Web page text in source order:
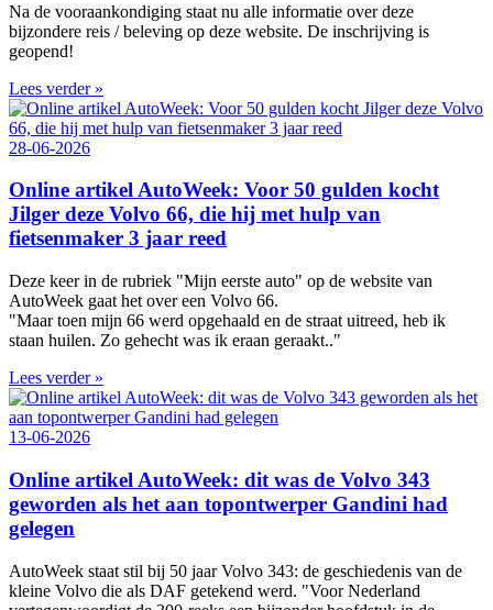
Na de vooraankondiging staat nu alle informatie over deze
bijzondere reis / beleving op deze website. De inschrijving is
geopend!
Lees verder »
28-06-2026
Online artikel AutoWeek: Voor 50 gulden kocht
Jilger deze Volvo 66, die hij met hulp van
fietsenmaker 3 jaar reed
Deze keer in de rubriek "Mijn eerste auto" op de website van
AutoWeek gaat het over een Volvo 66.
"Maar toen mijn 66 werd opgehaald en de straat uitreed, heb ik
staan huilen. Zo gehecht was ik eraan geraakt.."
Lees verder »
13-06-2026
Online artikel AutoWeek: dit was de Volvo 343
geworden als het aan topontwerper Gandini had
gelegen
AutoWeek staat stil bij 50 jaar Volvo 343: de geschiedenis van de
kleine Volvo die als DAF getekend werd. "Voor Nederland